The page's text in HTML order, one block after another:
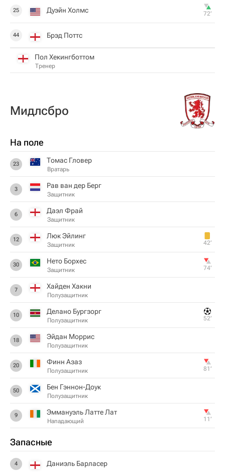
25 Дуэйн Холмс 72‎’‎
44 Брэд Поттс
Пол Хекингботтом
Тренер
Мидлсбро
На поле
23 Томас Гловер
Вратарь
3 Рав ван дер Берг
Защитник
6 Даэл Фрай
Защитник
12 Люк Эйлинг
Защитник 42‎’‎
30 Нето Борхес
Защитник 74‎’‎
7 Хайден Хакни
Полузащитник
10 Делано Бургзорг
Полузащитник 52‎’‎
18 Эйдан Моррис
Полузащитник
20 Финн Азаз
Полузащитник 81‎’‎
50 Бен Гэннон-Доук
Полузащитник
9 Эммануэль Латте Лат
Нападающий 11‎’‎
Запасные
4 Даниэль Барласер